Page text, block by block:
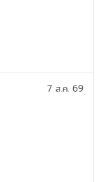
7 ส.ค. 69